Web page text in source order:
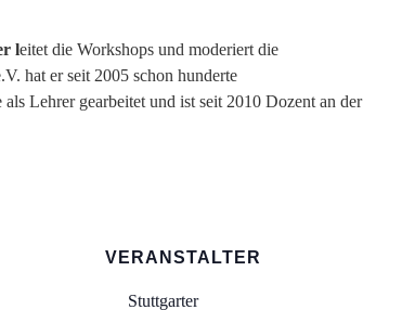
leitet die Workshops und moderiert die
hat er seit 2005 schon hunderte
Lehrer gearbeitet und ist seit 2010 Dozent an der
VERANSTALTER
Stuttgarter